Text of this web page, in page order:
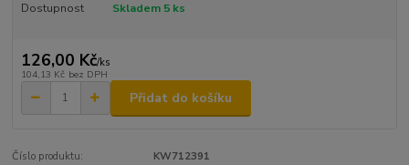
Dostupnost Skladem 5 ks
126,00 Kč/ks
104,13 Kč bez DPH
Přidat do košíku
Číslo produktu:
KW712391